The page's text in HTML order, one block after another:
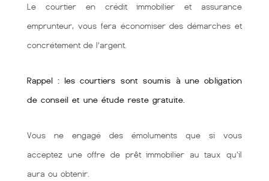
Le courtier en crédit immobilier et assurance
emprunteur, vous fera économiser des démarches et
concrétement de l’argent.
Rappel : les courtiers sont soumis à une obligation
de conseil et une étude reste gratuite.
Vous ne engagé des émoluments que si vous
acceptez une offre de prêt immobilier au taux qu'il
aura ou obtenir.